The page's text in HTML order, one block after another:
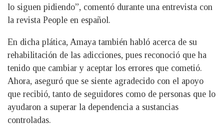
lo siguen pidiendo”, comentó durante una entrevista con
la revista People en español.
En dicha plática, Amaya también habló acerca de su
rehabilitación de las adicciones, pues reconoció que ha
tenido que cambiar y aceptar los errores que cometió.
Ahora, aseguró que se siente agradecido con el apoyo
que recibió, tanto de seguidores como de personas que lo
ayudaron a superar la dependencia a sustancias
controladas.